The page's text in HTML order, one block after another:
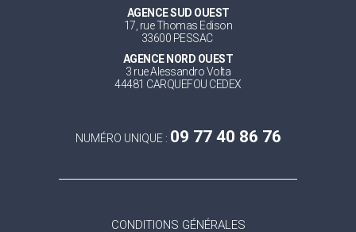
AGENCE SUD OUEST
17, rue Thomas Edison
33600 PESSAC
AGENCE NORD OUEST
3 rue Alessandro Volta
44481 CARQUEFOU CEDEX
NUMÉRO UNIQUE : 09 77 40 86 76
CONDITIONS GÉNÉRALES